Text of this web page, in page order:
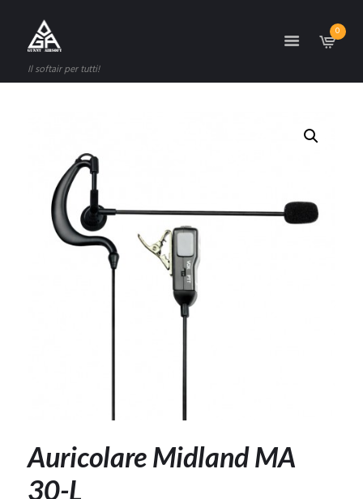
Il softair per tutti!
0
Auricolare Midland MA
30-L